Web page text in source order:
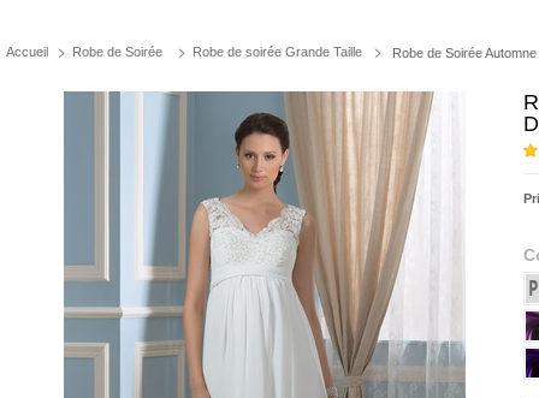
Accueil Robe de Soirée Robe de soirée Grande Taille Robe de Soirée